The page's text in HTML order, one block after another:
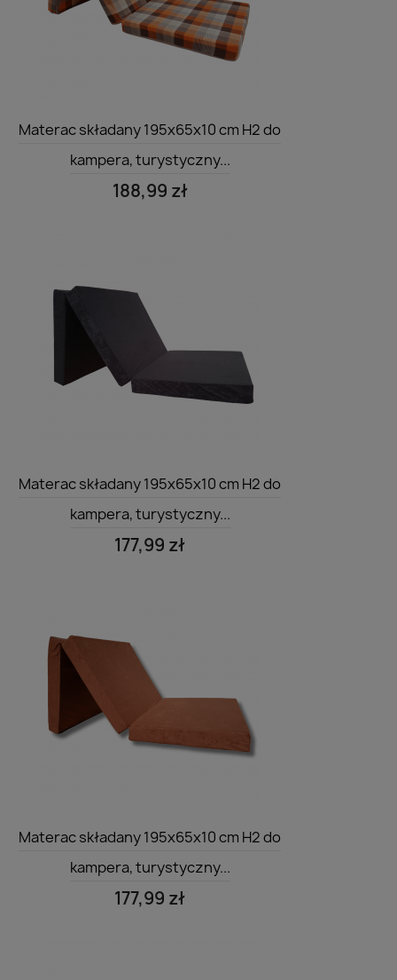
 Szybki podgląd
Materac składany 195x65x10 cm H2 do
kampera, turystyczny...
188,99 zł
 Szybki podgląd
Materac składany 195x65x10 cm H2 do
kampera, turystyczny...
177,99 zł
 Szybki podgląd
Materac składany 195x65x10 cm H2 do
kampera, turystyczny...
177,99 zł